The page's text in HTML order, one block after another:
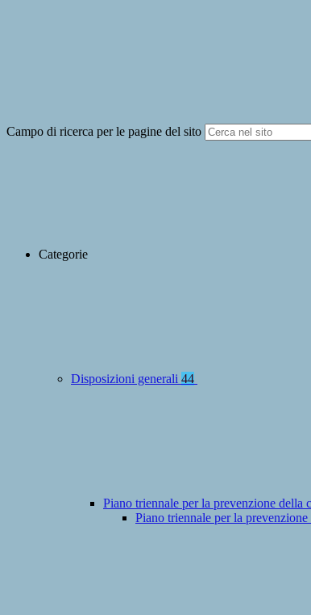
Campo di ricerca per le pagine del sito
Categorie
Disposizioni generali 44
Piano triennale per la prevenzione della
Piano triennale per la